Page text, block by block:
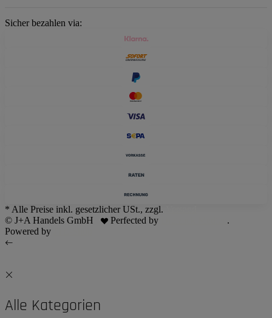
Sicher bezahlen via:
* Alle Preise inkl. gesetzlicher USt., zzgl.
© J+A Handels GmbH
Perfected by
.
Powered by
Alle Kategorien